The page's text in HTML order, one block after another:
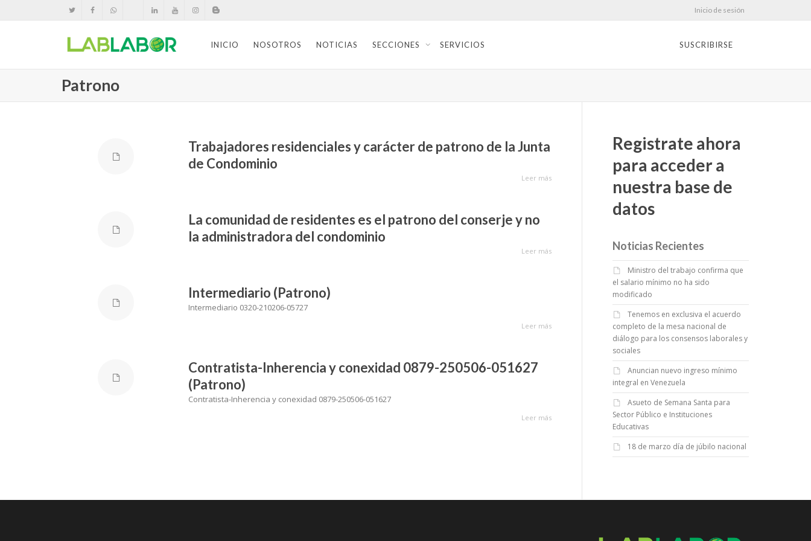
Inicio de sesión
INICIO NOSOTROS NOTICIAS SECCIONES SERVICIOS SUSCRIBIRSE
Patrono
Trabajadores residenciales y carácter de patrono de la Junta
de Condominio
Leer más
La comunidad de residentes es el patrono del conserje y no
la administradora del condominio
Leer más
Intermediario (Patrono)
Intermediario 0320-210206-05727
Leer más
Contratista-Inherencia y conexidad 0879-250506-051627
(Patrono)
Contratista-Inherencia y conexidad 0879-250506-051627
Leer más
Registrate ahora
para acceder a
nuestra base de
datos
Noticias Recientes
Ministro del trabajo confirma que
el salario mínimo no ha sido
modificado
Tenemos en exclusiva el acuerdo
completo de la mesa nacional de
diálogo para los consensos laborales y
sociales
Anuncian nuevo ingreso mínimo
integral en Venezuela
Asueto de Semana Santa para
Sector Público e Instituciones
Educativas
18 de marzo día de júbilo nacional